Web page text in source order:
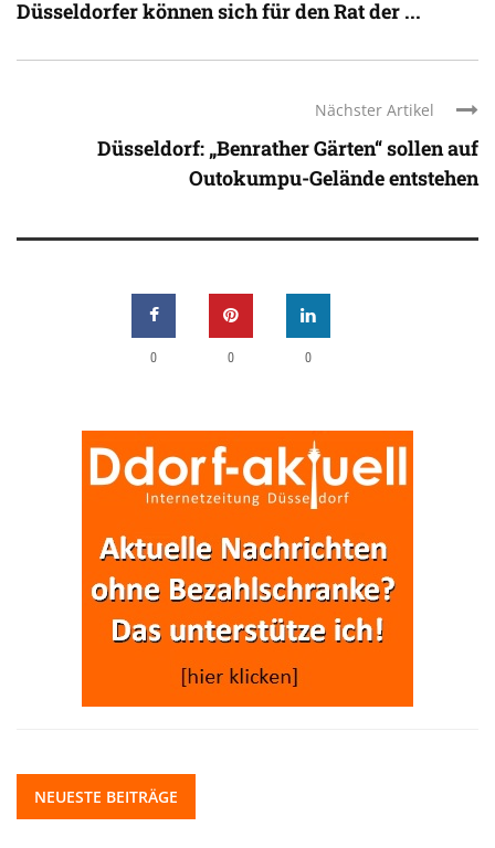
Düsseldorfer können sich für den Rat der ...
Nächster Artikel
Düsseldorf: „Benrather Gärten“ sollen auf
Outokumpu-Gelände entstehen
0 0 0
NEUESTE BEITRÄGE